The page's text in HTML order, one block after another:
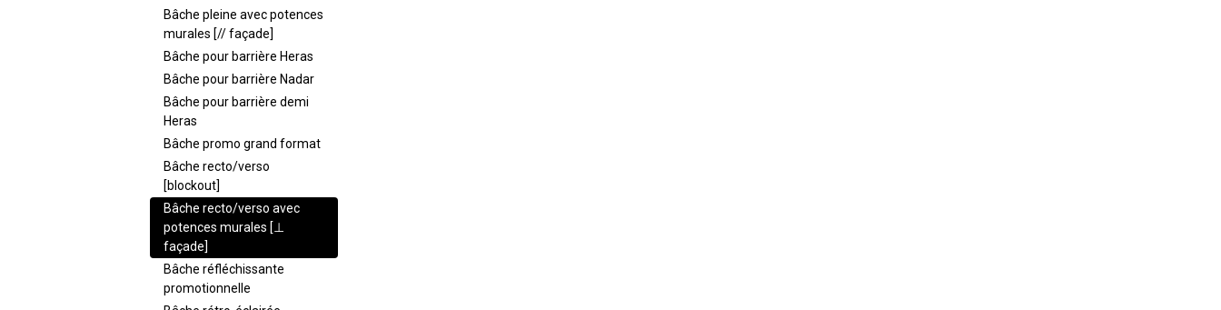
Bâche pleine avec potences
murales [// façade]
Bâche pour barrière Heras
Bâche pour barrière Nadar
Bâche pour barrière demi
Heras
Bâche promo grand format
Bâche recto/verso
[blockout]
Bâche recto/verso avec
potences murales [⊥
façade]
Bâche réfléchissante
promotionnelle